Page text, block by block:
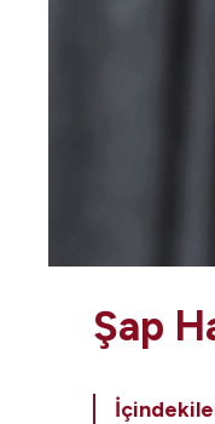
Şap